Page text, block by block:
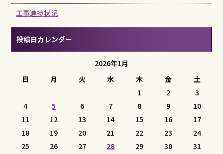
工事進捗状況
投稿日カレンダー
2026年1月
日
月 火 水 木 金 土
1 2
3
4
5 6 7 8 9
10
11
12 13 14 15 16
17
18
19 20 21 22 23
24
25
26 27 28 29 30 31